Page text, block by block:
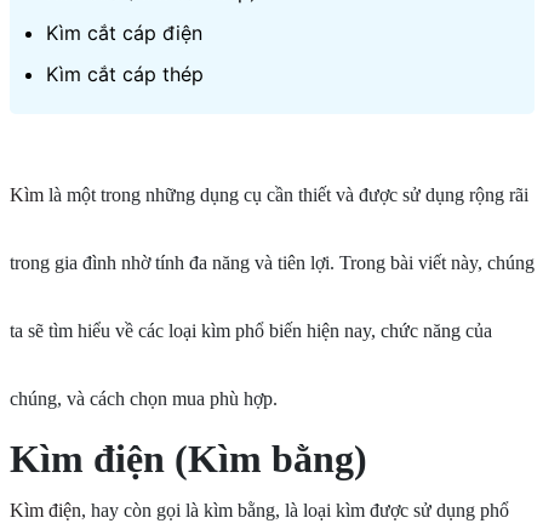
Kìm cắt cáp điện
Kìm cắt cáp thép
Kìmlà một trong những dụng cụ cần thiết và được sử dụng rộng rãi
trong gia đình nhờ tính đa năng và tiên lợi. Trong bài viết này, chúng
ta sẽ tìm hiểu về các loại kìm phổ biến hiện nay, chức năng của
chúng, và cách chọn mua phù hợp.
Kìm điện (Kìm bằng)
Kìm điện, hay còn gọi là kìm bằng, là loại kìm được sử dụng phổ